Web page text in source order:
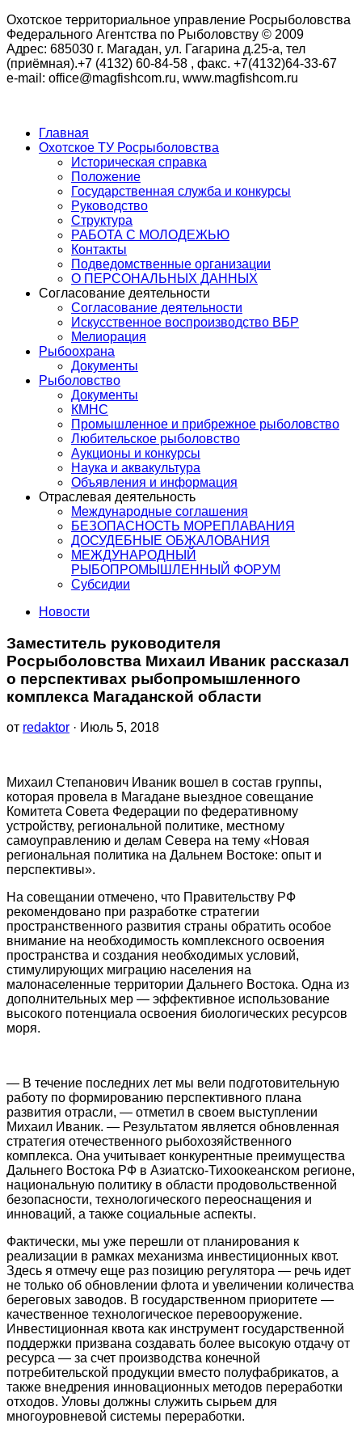
Охотское территориальное управление Росрыболовства
Федерального Агентства по Рыболовству © 2009
Адрес: 685030 г. Магадан, ул. Гагарина д.25-а, тел
(приёмная).+7 (4132) 60-84-58 , факс. +7(4132)64-33-67
e-mail: office@magfishcom.ru, www.magfishcom.ru
Главная
Охотское ТУ Росрыболовства
Историческая справка
Положение
Государственная служба и конкурсы
Руководство
Структура
РАБОТА С МОЛОДЕЖЬЮ
Контакты
Подведомственные организации
О ПЕРСОНАЛЬНЫХ ДАННЫХ
Согласование деятельности
Согласование деятельности
Искусственное воспроизводство ВБР
Мелиорация
Рыбоохрана
Документы
Рыболовство
Документы
КМНС
Промышленное и прибрежное рыболовство
Любительское рыболовство
Аукционы и конкурсы
Наука и аквакультура
Объявления и информация
Отраслевая деятельность
Международные соглашения
БЕЗОПАСНОСТЬ МОРЕПЛАВАНИЯ
ДОСУДЕБНЫЕ ОБЖАЛОВАНИЯ
МЕЖДУНАРОДНЫЙ
РЫБОПРОМЫШЛЕННЫЙ ФОРУМ
Субсидии
Новости
Заместитель руководителя
Росрыболовства Михаил Иваник рассказал
о перспективах рыбопромышленного
комплекса Магаданской области
от redaktor · Июль 5, 2018
Михаил Степанович Иваник вошел в состав группы,
которая провела в Магадане выездное совещание
Комитета Совета Федерации по федеративному
устройству, региональной политике, местному
самоуправлению и делам Севера на тему «Новая
региональная политика на Дальнем Востоке: опыт и
перспективы».
На совещании отмечено, что Правительству РФ
рекомендовано при разработке стратегии
пространственного развития страны обратить особое
внимание на необходимость комплексного освоения
пространства и создания необходимых условий,
стимулирующих миграцию населения на
малонаселенные территории Дальнего Востока. Одна из
дополнительных мер — эффективное использование
высокого потенциала освоения биологических ресурсов
моря.
— В течение последних лет мы вели подготовительную
работу по формированию перспективного плана
развития отрасли, — отметил в своем выступлении
Михаил Иваник. — Результатом является обновленная
стратегия отечественного рыбохозяйственного
комплекса. Она учитывает конкурентные преимущества
Дальнего Востока РФ в Азиатско-Тихоокеанском регионе,
национальную политику в области продовольственной
безопасности, технологического переоснащения и
инноваций, а также социальные аспекты.
Фактически, мы уже перешли от планирования к
реализации в рамках механизма инвестиционных квот.
Здесь я отмечу еще раз позицию регулятора — речь идет
не только об обновлении флота и увеличении количества
береговых заводов. В государственном приоритете —
качественное технологическое перевооружение.
Инвестиционная квота как инструмент государственной
поддержки призвана создавать более высокую отдачу от
ресурса — за счет производства конечной
потребительской продукции вместо полуфабрикатов, а
также внедрения инновационных методов переработки
отходов. Уловы должны служить сырьем для
многоуровневой системы переработки.